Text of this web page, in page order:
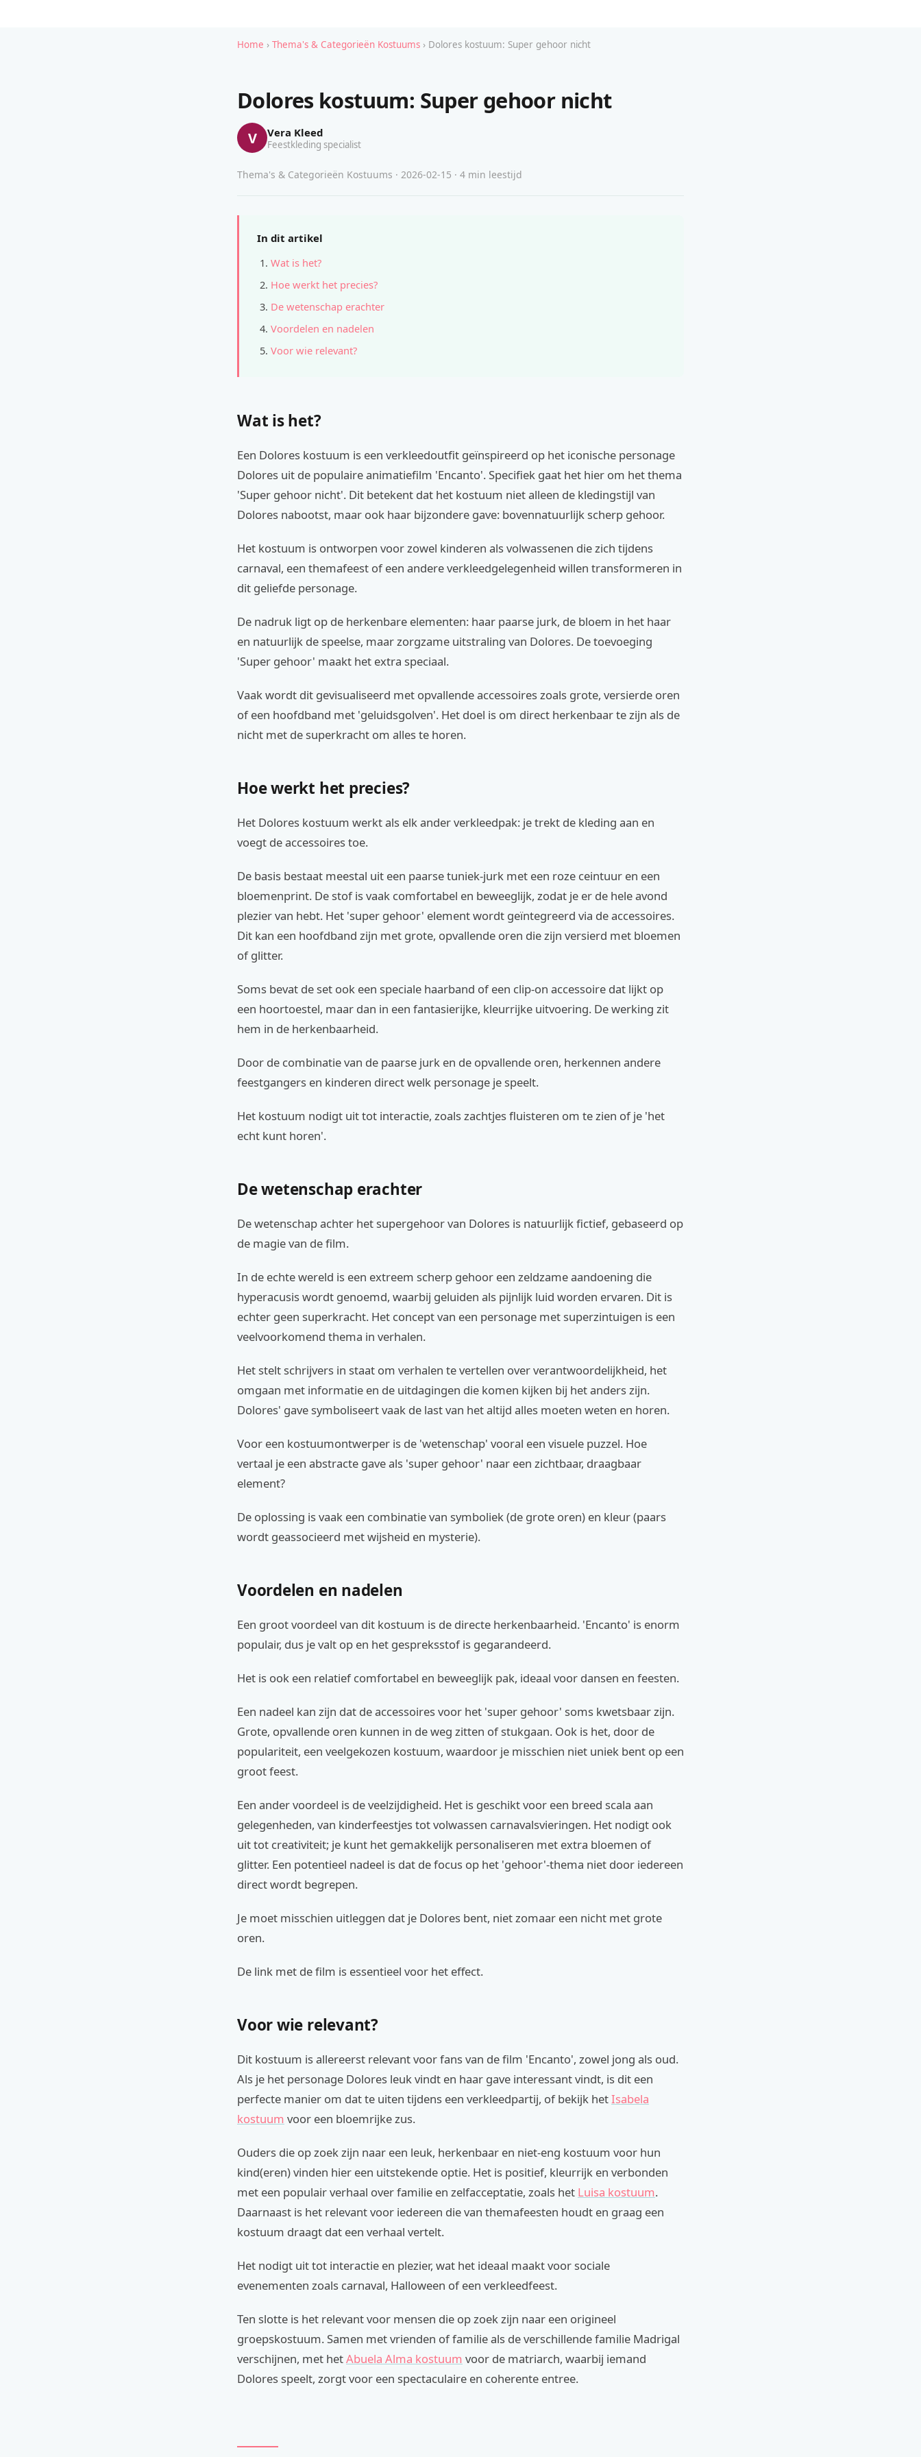
Home › Thema's & Categorieën Kostuums › Dolores kostuum: Super gehoor nicht
Dolores kostuum: Super gehoor nicht
V Vera Kleed
Feestkleding specialist
Thema's & Categorieën Kostuums · 2026-02-15 · 4 min leestijd
In dit artikel
Wat is het?
Hoe werkt het precies?
De wetenschap erachter
Voordelen en nadelen
Voor wie relevant?
Wat is het?
Een Dolores kostuum is een verkleedoutfit geïnspireerd op het iconische personage
Dolores uit de populaire animatiefilm 'Encanto'. Specifiek gaat het hier om het thema
'Super gehoor nicht'. Dit betekent dat het kostuum niet alleen de kledingstijl van
Dolores nabootst, maar ook haar bijzondere gave: bovennatuurlijk scherp gehoor.
Het kostuum is ontworpen voor zowel kinderen als volwassenen die zich tijdens
carnaval, een themafeest of een andere verkleedgelegenheid willen transformeren in
dit geliefde personage.
De nadruk ligt op de herkenbare elementen: haar paarse jurk, de bloem in het haar
en natuurlijk de speelse, maar zorgzame uitstraling van Dolores. De toevoeging
'Super gehoor' maakt het extra speciaal.
Vaak wordt dit gevisualiseerd met opvallende accessoires zoals grote, versierde oren
of een hoofdband met 'geluidsgolven'. Het doel is om direct herkenbaar te zijn als de
nicht met de superkracht om alles te horen.
Hoe werkt het precies?
Het Dolores kostuum werkt als elk ander verkleedpak: je trekt de kleding aan en
voegt de accessoires toe.
De basis bestaat meestal uit een paarse tuniek-jurk met een roze ceintuur en een
bloemenprint. De stof is vaak comfortabel en beweeglijk, zodat je er de hele avond
plezier van hebt. Het 'super gehoor' element wordt geïntegreerd via de accessoires.
Dit kan een hoofdband zijn met grote, opvallende oren die zijn versierd met bloemen
of glitter.
Soms bevat de set ook een speciale haarband of een clip-on accessoire dat lijkt op
een hoortoestel, maar dan in een fantasierijke, kleurrijke uitvoering. De werking zit
hem in de herkenbaarheid.
Door de combinatie van de paarse jurk en de opvallende oren, herkennen andere
feestgangers en kinderen direct welk personage je speelt.
Het kostuum nodigt uit tot interactie, zoals zachtjes fluisteren om te zien of je 'het
echt kunt horen'.
De wetenschap erachter
De wetenschap achter het supergehoor van Dolores is natuurlijk fictief, gebaseerd op
de magie van de film.
In de echte wereld is een extreem scherp gehoor een zeldzame aandoening die
hyperacusis wordt genoemd, waarbij geluiden als pijnlijk luid worden ervaren. Dit is
echter geen superkracht. Het concept van een personage met superzintuigen is een
veelvoorkomend thema in verhalen.
Het stelt schrijvers in staat om verhalen te vertellen over verantwoordelijkheid, het
omgaan met informatie en de uitdagingen die komen kijken bij het anders zijn.
Dolores' gave symboliseert vaak de last van het altijd alles moeten weten en horen.
Voor een kostuumontwerper is de 'wetenschap' vooral een visuele puzzel. Hoe
vertaal je een abstracte gave als 'super gehoor' naar een zichtbaar, draagbaar
element?
De oplossing is vaak een combinatie van symboliek (de grote oren) en kleur (paars
wordt geassocieerd met wijsheid en mysterie).
Voordelen en nadelen
Een groot voordeel van dit kostuum is de directe herkenbaarheid. 'Encanto' is enorm
populair, dus je valt op en het gespreksstof is gegarandeerd.
Het is ook een relatief comfortabel en beweeglijk pak, ideaal voor dansen en feesten.
Een nadeel kan zijn dat de accessoires voor het 'super gehoor' soms kwetsbaar zijn.
Grote, opvallende oren kunnen in de weg zitten of stukgaan. Ook is het, door de
populariteit, een veelgekozen kostuum, waardoor je misschien niet uniek bent op een
groot feest.
Een ander voordeel is de veelzijdigheid. Het is geschikt voor een breed scala aan
gelegenheden, van kinderfeestjes tot volwassen carnavalsvieringen. Het nodigt ook
uit tot creativiteit; je kunt het gemakkelijk personaliseren met extra bloemen of
glitter. Een potentieel nadeel is dat de focus op het 'gehoor'-thema niet door iedereen
direct wordt begrepen.
Je moet misschien uitleggen dat je Dolores bent, niet zomaar een nicht met grote
oren.
De link met de film is essentieel voor het effect.
Voor wie relevant?
Dit kostuum is allereerst relevant voor fans van de film 'Encanto', zowel jong als oud.
Als je het personage Dolores leuk vindt en haar gave interessant vindt, is dit een
perfecte manier om dat te uiten tijdens een verkleedpartij, of bekijk hetIsabela
kostuum voor een bloemrijke zus.
Ouders die op zoek zijn naar een leuk, herkenbaar en niet-eng kostuum voor hun
kind(eren) vinden hier een uitstekende optie. Het is positief, kleurrijk en verbonden
met een populair verhaal over familie en zelfacceptatie, zoals het Luisa kostuum.
Daarnaast is het relevant voor iedereen die van themafeesten houdt en graag een
kostuum draagt dat een verhaal vertelt.
Het nodigt uit tot interactie en plezier, wat het ideaal maakt voor sociale
evenementen zoals carnaval, Halloween of een verkleedfeest.
Ten slotte is het relevant voor mensen die op zoek zijn naar een origineel
groepskostuum. Samen met vrienden of familie als de verschillende familie Madrigal
verschijnen, met hetAbuela Alma kostuum voor de matriarch, waarbij iemand
Dolores speelt, zorgt voor een spectaculaire en coherente entree.